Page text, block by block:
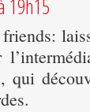
19h15
qui